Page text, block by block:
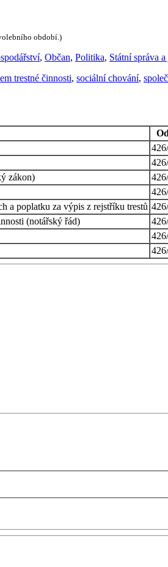
období.)
, Občan, Politika, Státní správa
trestné činnosti, sociální chování,
Od
zákon)
a poplatku za výpis z rejstříku trestů
(notářský řád)